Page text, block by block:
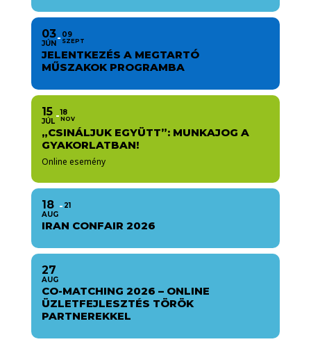
03
JÚN
09
SZEPT
JELENTKEZÉS A MEGTARTÓ
MŰSZAKOK PROGRAMBA
15
JÚL
18
NOV
„CSINÁLJUK EGYÜTT”: MUNKAJOG A
GYAKORLATBAN!
Online esemény
18
AUG
21
IRAN CONFAIR 2026
27
AUG
CO-MATCHING 2026 – ONLINE
ÜZLETFEJLESZTÉS TÖRÖK
PARTNEREKKEL